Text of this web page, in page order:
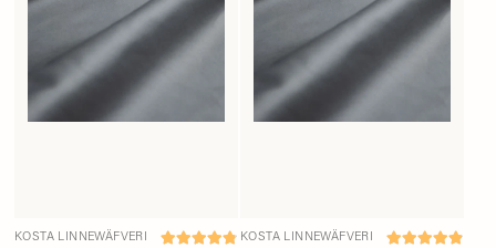
KOSTA LINNEWÄFVERI KOSTA LINNEWÄFVERI